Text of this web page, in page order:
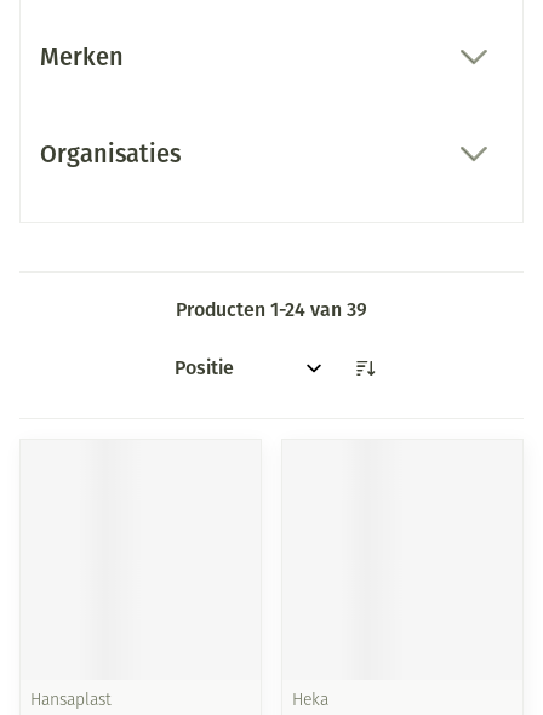
Merken
Organisaties
Producten 1-24 van 39
Sorteer op:
Hansaplast Heka